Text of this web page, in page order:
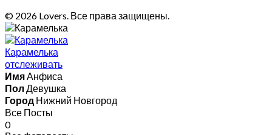
© 2026 Lovers. Все права защищены.
Карамелька
отслеживать
ИмяАнфиса
Пол Девушка
Город Нижний Новгород
Все Посты
0